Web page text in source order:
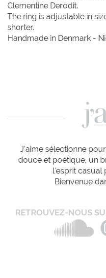
Clementine Derodit.
The ring is adjustable in
shorter.
Handmade in Denmark -
J'aime sélectionne
douce et poétique, un
l'esprit casual
Bienvenue
RETROUVEZ-NOUS